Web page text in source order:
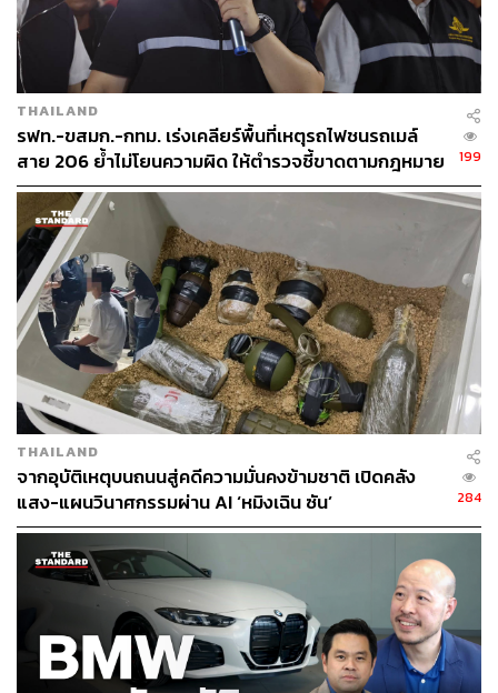
THAILAND
รฟท.-ขสมก.-กทม. เร่งเคลียร์พื้นที่เหตุรถไฟชนรถเมล์
สาย 206 ย้ำไม่โยนความผิด ให้ตำรวจชี้ขาดตามกฎหมาย
เผยปมเครื่องกั้นลงไม่ได้เหตุมีรถจอดขวาง
199
THAILAND
จากอุบัติเหตุบนถนนสู่คดีความมั่นคงข้ามชาติ เปิดคลัง
แสง-แผนวินาศกรรมผ่าน AI ‘หมิงเฉิน ซัน’
284